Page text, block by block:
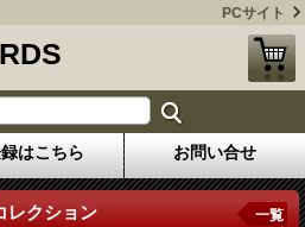
PCサイト
はこちら お問い合せ
レクション 一覧